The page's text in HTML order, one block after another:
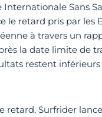
Sans
le retard pris par les
à travers un
la date limite de
restent
retard, Surfrider